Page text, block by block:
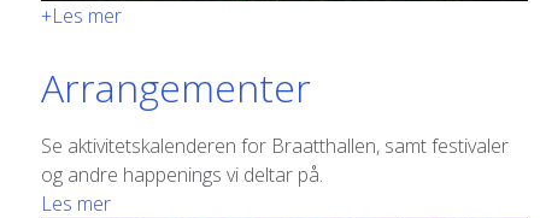
+Les mer
Arrangementer
Se aktivitetskalenderen for Braatthallen, samt festivaler
og andre happenings vi deltar på.
Les mer